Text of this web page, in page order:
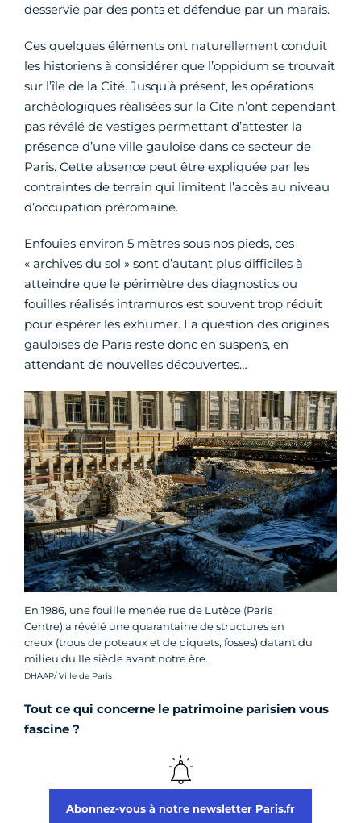
desservie par des ponts et défendue par un marais.
Ces quelques éléments ont naturellement conduit
les historiens à considérer que l’oppidum se trouvait
sur l’île de la Cité. Jusqu’à présent, les opérations
archéologiques réalisées sur la Cité n’ont cependant
pas révélé de vestiges permettant d’attester la
présence d’une ville gauloise dans ce secteur de
Paris. Cette absence peut être expliquée par les
contraintes de terrain qui limitent l’accès au niveau
d’occupation préromaine.
Enfouies environ 5 mètres sous nos pieds, ces
« archives du sol » sont d’autant plus difficiles à
atteindre que le périmètre des diagnostics ou
fouilles réalisés intramuros est souvent trop réduit
pour espérer les exhumer. La question des origines
gauloises de Paris reste donc en suspens, en
attendant de nouvelles découvertes…
En 1986, une fouille menée rue de Lutèce (Paris
Centre) a révélé une quarantaine de structures en
creux (trous de poteaux et de piquets, fosses) datant du
milieu du IIe siècle avant notre ère.
Crédit photo :
DHAAP/ Ville de Paris
Tout ce qui concerne le patrimoine parisien vous
fascine ?
Abonnez-vous à notre newsletter Paris.fr